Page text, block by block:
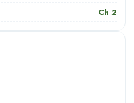
Ch 2